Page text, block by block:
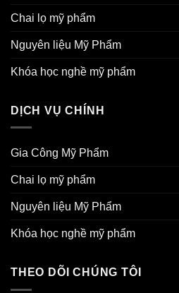
Chai lọ mỹ phẩm
Nguyên liệu Mỹ Phẩm
Khóa học nghề mỹ phẩm
DỊCH VỤ CHÍNH
Gia Công Mỹ Phẩm
Chai lọ mỹ phẩm
Nguyên liệu Mỹ Phẩm
Khóa học nghề mỹ phẩm
THEO DÕI CHÚNG TÔI